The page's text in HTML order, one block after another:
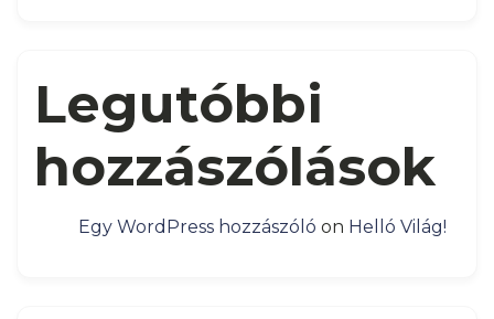
Legutóbbi
hozzászólások
Egy WordPress hozzászóló on Helló Világ!